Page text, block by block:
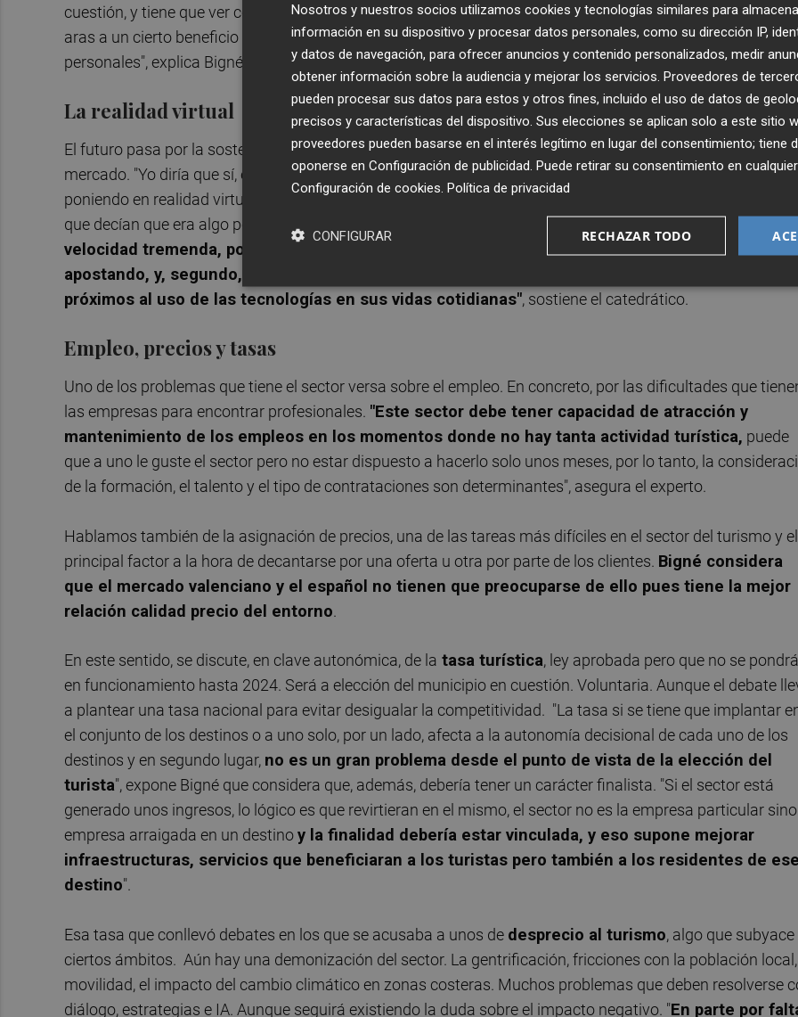
cuestión, y tiene que ver con la disponibilidad económica, cuando uno tiene más puede desviar recursos
aras a un cierto beneficio social, pero cuando uno no tiene, no prima esa cuestión solidaria sino las
personales", explica Bigné.
La realidad virtual
El futuro pasa por la sostenibilidad y por la realidad virtual. Elmetaversopuede considerarse un nicho de
mercado. "Yo diría que sí, estamos en los momentos emergentes, algunos destinos y museos ya están
poniendo en realidad virtual sus propios recursos turísticos, esto me suena a cuando aparecieron las RRSS,
que decían que era algo pequeño pero ahora son un motor esencial,
velocidad tremenda, por un lado porque hay grandes agentes internacionales que están
apostando, y, segundo, porque cada vez los segmentos más jóvenes de la población son más
próximos al uso de las tecnologías en sus vidas cotidianas", sostiene el catedrático.
Empleo, precios y tasas
Uno de los problemas que tiene el sector versa sobre el empleo. En concreto, por las dificultades que
las empresas para encontrar profesionales. "Este sector debe tener capacidad de atracción y
mantenimiento de los empleos en los momentos donde no hay tanta actividad turística, puede
que a uno le guste el sector pero no estar dispuesto a hacerlo solo unos meses, por lo tanto, la
de la formación, el talento y el tipo de contrataciones son determinantes", asegura el experto.
Hablamos también de la asignación de precios, una de las tareas más difíciles en el sector del turismo y el
principal factor a la hora de decantarse por una oferta u otra por parte de los clientes. Bigné considera
que el mercado valenciano y el español no tienen que preocuparse de ello pues tiene la mejor
relación calidad precio del entorno.
En este sentido, se discute, en clave autonómica, de la tasa turística, ley aprobada pero que no se pondrá
en funcionamiento hasta 2024. Será a elección del municipio en cuestión. Voluntaria. Aunque el debate
a plantear una tasa nacional para evitar desigualar la competitividad. "La tasa si se tiene que implantar
el conjunto de los destinos o a uno solo, por un lado, afecta a la autonomía decisional de cada uno de los
destinos y en segundo lugar, no es un gran problema desde el punto de vista de la elección del
turista", expone Bigné que considera que, además, debería tener un carácter finalista. "Si el sector está
generado unos ingresos, lo lógico es que revirtieran en el mismo, el sector no es la empresa particular
empresa arraigada en un destinoy la finalidad debería estar vinculada, y eso supone mejorar
infraestructuras, servicios que beneficiaran a los turistas pero también a los residentes de ese
destino".
Esa tasa que conllevó debates en los que se acusaba a unos de desprecio al turismo, algo que subyace
ciertos ámbitos. Aún hay una demonización del sector. La gentrificación, fricciones con la población
movilidad, el impacto del cambio climático en zonas costeras. Muchos problemas que deben resolverse
diálogo, estrategias e IA. Aunque seguirá existiendo la duda sobre el impacto negativo. "En parte por
Nosotros y nuestros socios utilizamos cookies y tecnologías similares para
información en su dispositivo y procesar datos personales, como su dirección IP,
y datos de navegación, para ofrecer anuncios y contenido personalizados, medir
obtener información sobre la audiencia y mejorar los servicios. Proveedores de
pueden procesar sus datos para estos y otros fines, incluido el uso de datos de
precisos y características del dispositivo. Sus elecciones se aplican solo a este sitio
proveedores pueden basarse en el interés legítimo en lugar del consentimiento; tiene
oponerse en Configuración de publicidad . Puede retirar su consentimiento en
Configuración de cookies Política de privacidad
RECHAZAR TODO
CONFIGURAR